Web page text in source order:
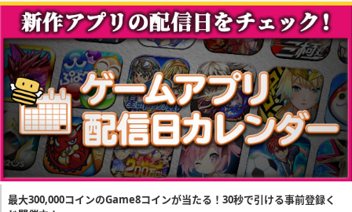
最大300,000コインのGame8コインが当たる！30秒で引ける事前登録く